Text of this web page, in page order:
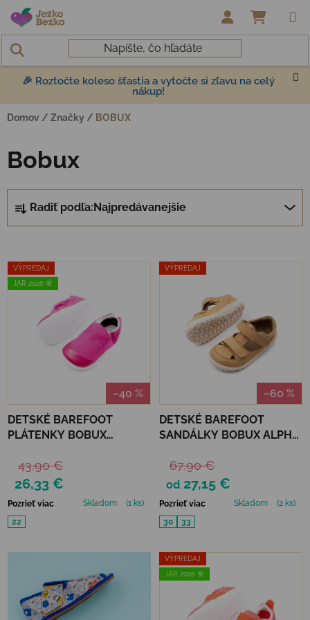
Prejsť na obsah
🎉 Roztočte koleso šťastia a vytočte si zľavu na celý
nákup!
Domov / Značky / BOBUX
Bobux
Radiť podľa: Najpredávanejšie
Výpis produktov
VÝPREDAJ
JAR 2026 🌸
–40 %
DETSKÉ BAREFOOT
PLÁTENKY BOBUX
ORGANIC ROSE VIOLET
26,33 €
43,90 €
Pozrieť viac Skladom
(1 ks)
22
VÝPREDAJ
–60 %
DETSKÉ BAREFOOT
SANDÁLKY BOBUX ALPHA
od 27,15 €
67,90 €
Pozrieť viac Skladom
(2 ks)
30
33
VÝPREDAJ
JAR 2026 🌸